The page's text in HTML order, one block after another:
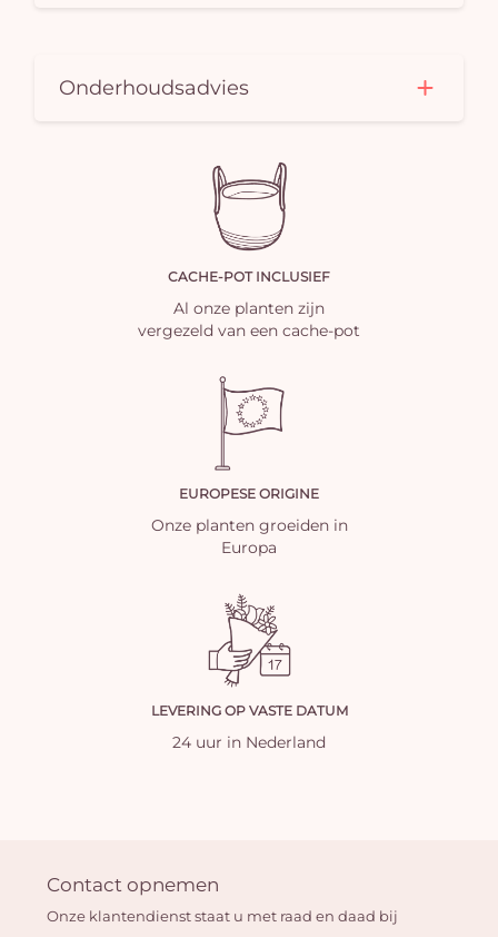
Onderhoudsadvies
CACHE-POT INCLUSIEF
Al onze planten zijn
vergezeld van een cache-pot
EUROPESE ORIGINE
Onze planten groeiden in
Europa
LEVERING OP VASTE DATUM
24 uur in Nederland
Contact opnemen
Onze klantendienst staat u met raad en daad bij